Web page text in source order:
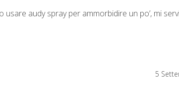
audy spray per ammorbidire un po’, mi
5